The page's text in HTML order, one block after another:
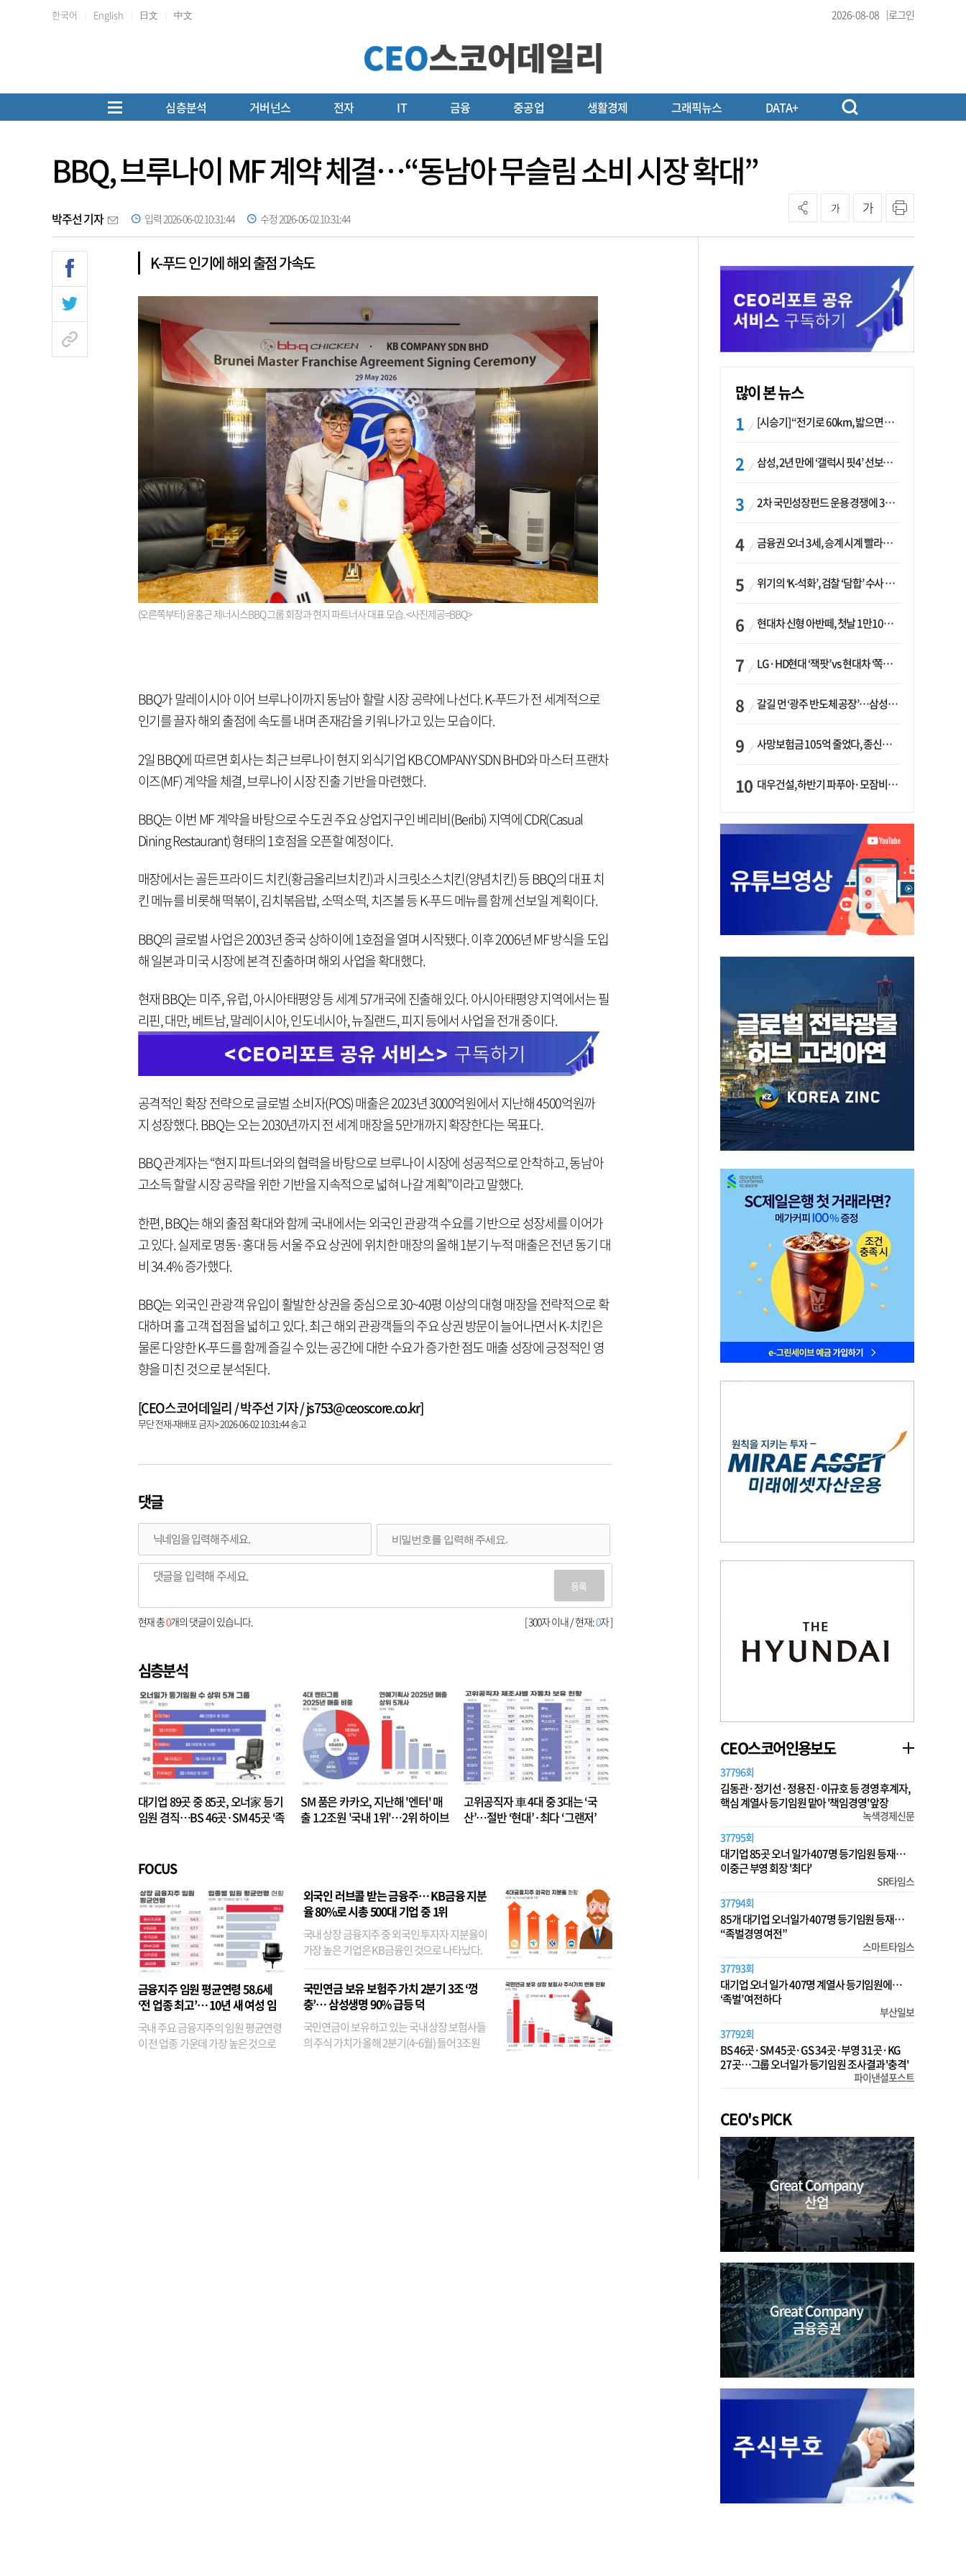
한국어 English 日文 中文 2026-08-08 로그인
심층분석 거버넌스 전자 IT 금융 중공업 생활경제 그래픽뉴스 DATA+
BBQ, 브루나이 MF 계약 체결…“동남아 무슬림 소비 시장 확대”
박주선 기자 입력 2026-06-02 10:31:44 수정 2026-06-02 10:31:44
가 가
K-푸드 인기에 해외 출점 가속도
(오른쪽부터) 윤홍근 제너시스BBQ 그룹 회장과 현지 파트너사 대표 모습. <사진제공=BBQ>
BBQ가 말레이시아 이어 브루나이까지 동남아 할랄 시장 공략에 나선다. K-푸드가 전 세계적으로
인기를 끌자 해외 출점에 속도를 내며 존재감을 키워나가고 있는 모습이다.
2일 BBQ에 따르면 회사는 최근 브루나이 현지 외식기업 KB COMPANY SDN BHD와 마스터 프랜차
이즈(MF) 계약을 체결, 브루나이 시장 진출 기반을 마련했다.
BBQ는 이번 MF 계약을 바탕으로 수도권 주요 상업지구인 베리비(Beribi) 지역에 CDR(Casual
Dining Restaurant) 형태의 1호점을 오픈할 예정이다.
매장에서는 골든프라이드 치킨(황금올리브치킨)과 시크릿소스치킨(양념치킨) 등 BBQ의 대표 치
킨 메뉴를 비롯해 떡볶이, 김치볶음밥, 소떡소떡, 치즈볼 등 K-푸드 메뉴를 함께 선보일 계획이다.
BBQ의 글로벌 사업은 2003년 중국 상하이에 1호점을 열며 시작됐다. 이후 2006년 MF 방식을 도입
해 일본과 미국 시장에 본격 진출하며 해외 사업을 확대했다.
현재 BBQ는 미주, 유럽, 아시아태평양 등 세계 57개국에 진출해 있다. 아시아태평양 지역에서는 필
리핀, 대만, 베트남, 말레이시아, 인도네시아, 뉴질랜드, 피지 등에서 사업을 전개 중이다.
공격적인 확장 전략으로 글로벌 소비자(POS) 매출은 2023년 3000억원에서 지난해 4500억원까
지 성장했다. BBQ는 오는 2030년까지 전 세계 매장을 5만개까지 확장한다는 목표다.
BBQ 관계자는 “현지 파트너와의 협력을 바탕으로 브루나이 시장에 성공적으로 안착하고, 동남아
고소득 할랄 시장 공략을 위한 기반을 지속적으로 넓혀 나갈 계획”이라고 말했다.
한편, BBQ는 해외 출점 확대와 함께 국내에서는 외국인 관광객 수요를 기반으로 성장세를 이어가
고 있다. 실제로 명동·홍대 등 서울 주요 상권에 위치한 매장의 올해 1분기 누적 매출은 전년 동기 대
비 34.4% 증가했다.
BBQ는 외국인 관광객 유입이 활발한 상권을 중심으로 30~40평 이상의 대형 매장을 전략적으로 확
대하며 홀 고객 접점을 넓히고 있다. 최근 해외 관광객들의 주요 상권 방문이 늘어나면서 K-치킨은
물론 다양한 K-푸드를 함께 즐길 수 있는 공간에 대한 수요가 증가한 점도 매출 성장에 긍정적인 영
향을 미친 것으로 분석된다.
[CEO스코어데일리 / 박주선 기자 / js753@ceoscore.co.kr]
무단 전재-재배포 금지> 2026-06-02 10:31:44 송고
댓글
등록
[ 300자 이내 / 현재:0자 ]
현재 총0개의 댓글이 있습니다.
심층분석
대기업 89곳 중 85곳, 오너家 등기
임원 겸직…BS 46곳·SM 45곳 ‘족
SM 품은 카카오, 지난해 '엔터' 매
출 1.2조원 '국내 1위'…2위 하이브
고위공직자 車 4대 중 3대는 ‘국
산’…절반 ‘현대’·최다 ‘그랜저’
FOCUS
금융지주 임원 평균연령 58.6세
‘전 업종 최고’… 10년 새 여성 임
원은 14배 껑충
국내 주요 금융지주의 임원 평균연령
이 전 업종 가운데 가장 높은 것으로
외국인 러브콜 받는 금융주… KB금융 지분
율 80%로 시총 500대 기업 중 1위
국내 상장 금융지주 중 외국인 투자자 지분율이
가장 높은 기업은 KB금융인 것으로 나타났다.
융이었다. 특히 KB금융은 지난달 말 기준 해외
기관투자자 지분율이...
국민연금 보유 보험주 가치 2분기 3조 ‘껑
충’… 삼성생명 90% 급등 덕
국민연금이 보유하고 있는 국내 상장 보험사들
의 주식 가치가 올해 2분기(4~6월) 들어 3조원
많이 본 뉴스
[시승기] “전기로 60km, 밟으면 462마력”…볼보 XC60 T8의 두 얼굴
삼성, 2년 만에 ‘갤럭시 핏4’ 선보이나…웨어러블 생태계 확장 ‘시동’
2차 국민성장펀드 운용 경쟁에 33개사 몰렸다…신한·하나 등 새 얼굴 대거 합류
금융권 오너 3세, 승계 시계 빨라지나…한국투자 ‘속도’·미래에셋·메리츠는 ‘거리두기’
위기의 ‘K-석화’, 검찰 ‘담합’ 수사 착수…“LG·한화·롯데 등 7개 업체, 8개 제품 가격 담합”
현대차 신형 아반떼, 첫날 1만1094대 계약…역대 최고치 경신
LG·HD현대 ‘잭팟’ vs 현대차 ‘쪽박’…글로벌 사모펀드, 韓 대기업 투자 ‘희비’
갈길 먼 ‘광주 반도체 공장’…삼성·SK, ‘주 52시간제’ 규제 해소 ‘공방’
사망보험금 105억 줄었다, 종신보험·유동화 동시에 ‘주춤’…신한라이프는 401억 급증
대우건설, 하반기 파푸아·모잠비크 LNG 플랜트 수주 가시권…수주목표 27조로 샹향
CEO스코어인용보도
37796회
김동관·정기선·정용진·이규호 등 경영 후계자,
핵심 계열사 등기임원 맡아 '책임경영' 앞장
녹색경제신문
37795회
대기업 85곳 오너 일가 407명 등기임원 등재…
이중근 부영 회장 '최다'
SR타임스
37794회
85개 대기업 오너일가 407명 등기임원 등재…
“족벌경영 여전”
스마트타임스
37793회
대기업 오너 일가 407명 계열사 등기임원에…
‘족벌’ 여전하다
부산일보
37792회
BS 46곳·SM 45곳·GS 34곳·부영 31곳·KG
27곳…그룹 오너일가 등기임원 조사결과 '충격'
파이낸셜포스트
CEO's PICK